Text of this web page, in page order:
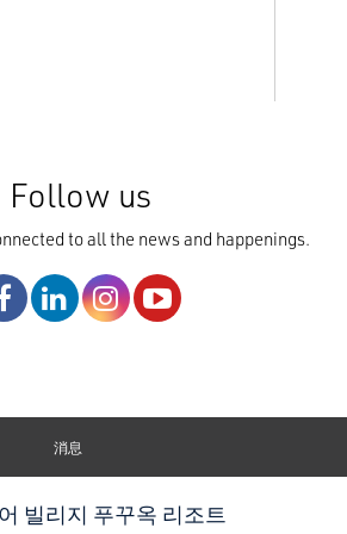
Follow us
to all the news and happenings.
消息
빌리지 푸꾸옥 리조트